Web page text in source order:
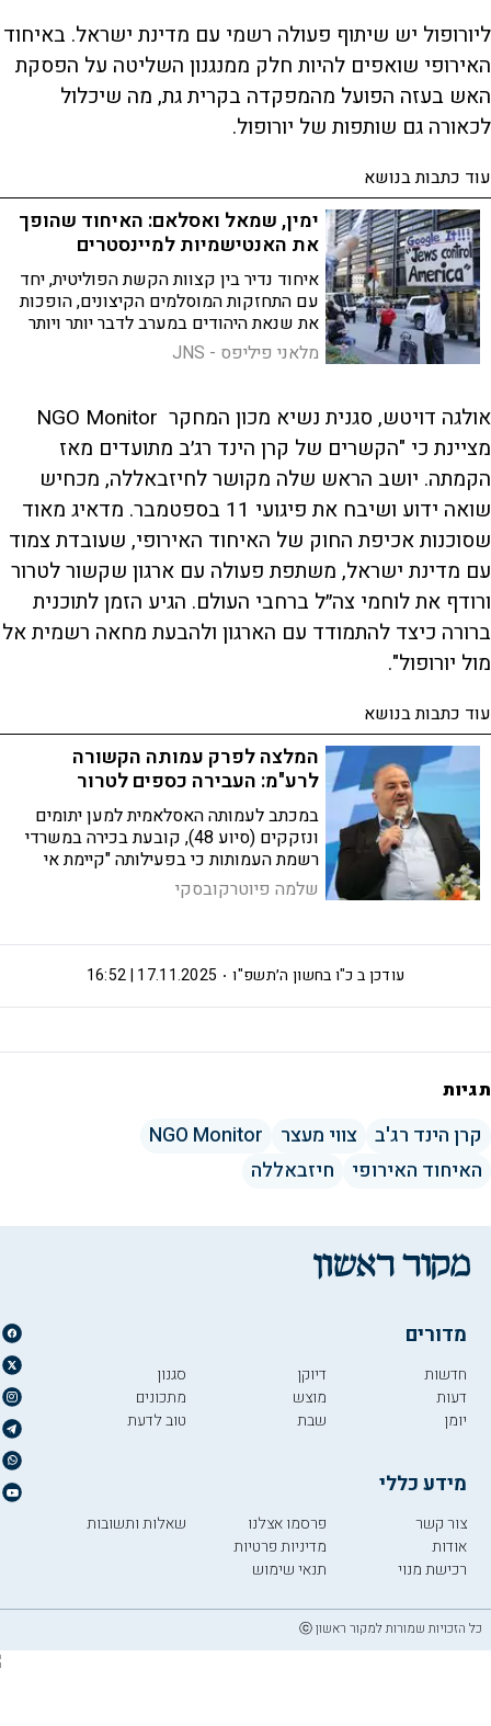
ליורופול יש שיתוף פעולה רשמי עם מדינת ישראל. באיחוד
האירופי שואפים להיות חלק ממנגנון השליטה על הפסקת
האש בעזה הפועל מהמפקדה בקרית גת, מה שיכלול
לכאורה גם שותפות של יורופול.
עוד כתבות בנושא
ימין, שמאל ואסלאם: האיחוד שהופך
את האנטישמיות למיינסטרים
איחוד נדיר בין קצוות הקשת הפוליטית, יחד
עם התחזקות המוסלמים הקיצונים, הופכות
את שנאת היהודים במערב לדבר יותר ויותר
לגיטימי. איך זה קרה וכיצד נלחמים בזה?
מלאני פיליפס - JNS
אולגה דויטש, סגנית נשיא מכון המחקר NGO Monitor
מציינת כי "הקשרים של קרן הינד רג׳ב מתועדים מאז
הקמתה. יושב הראש שלה מקושר לחיזבאללה, מכחיש
שואה ידוע ושיבח את פיגועי 11 בספטמבר. מדאיג מאוד
שסוכנות אכיפת החוק של האיחוד האירופי, שעובדת צמוד
עם מדינת ישראל, משתפת פעולה עם ארגון שקשור לטרור
ורודף את לוחמי צה״ל ברחבי העולם. הגיע הזמן לתוכנית
ברורה כיצד להתמודד עם הארגון ולהבעת מחאה רשמית אל
מול יורופול".
עוד כתבות בנושא
המלצה לפרק עמותה הקשורה
לרע"מ: העבירה כספים לטרור
במכתב לעמותה האסלאמית למען יתומים
ונזקקים (סיוע 48), קובעת בכירה במשרדי
רשמת העמותות כי בפעילותה "קיימת אי
חוקיות מתמשכת ופעילות בניגוד לכללי
מנהל תקין", "קשרים לארגוני טרור", ו"בכל
שלמה פיוטרקובסקי
כ"ו בחשון ה׳תשפ"ו 17.11.2025 | 16:52 עודכן ב
תגיות
קרן הינד רג'ב צווי מעצר
NGO Monitor
האיחוד האירופי
חיזבאללה
מדורים
חדשות
דעות
יומן
דיוקן
מוצש
שבת
סגנון
מתכונים
טוב לדעת
מידע כללי
צור קשר
אודות
רכישת מנוי
פרסמו אצלנו
מדיניות פרטיות
תנאי שימוש
שאלות ותשובות
כל הזכויות שמורות למקור ראשון ⓒ